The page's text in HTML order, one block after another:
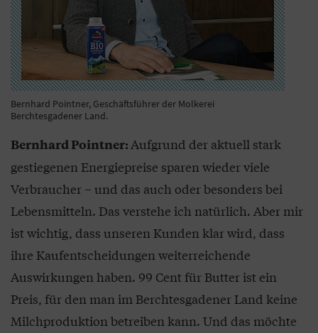
Bernhard Pointner, Geschäftsführer der Molkerei
Berchtesgadener Land.
Bernhard Pointner:Aufgrund der aktuell stark
gestiegenen Energiepreise sparen wieder viele
Verbraucher – und das auch oder besonders bei
Lebensmitteln. Das verstehe ich natürlich. Aber mir
ist wichtig, dass unseren Kunden klar wird, dass
ihre Kaufentscheidungen weiterreichende
Auswirkungen haben. 99 Cent für Butter ist ein
Preis, für den man im Berchtesgadener Land keine
Milchproduktion betreiben kann. Und das möchte